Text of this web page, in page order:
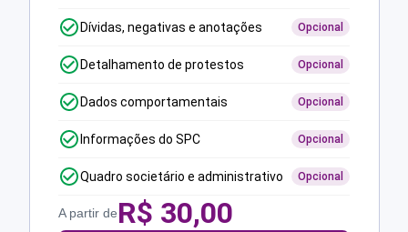
Dívidas, negativas e anotações Opcional
Detalhamento de protestos Opcional
Dados comportamentais Opcional
Informações do SPC Opcional
Quadro societário e administrativo Opcional
A partir deR$ 30,00